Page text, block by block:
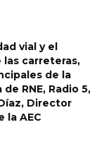
vial y el
las carreteras,
de la
RNE, Radio 5,
Director
la AEC